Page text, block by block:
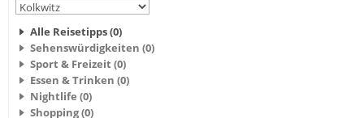
Alle Reisetipps (0)
Sehenswürdigkeiten (0)
Sport & Freizeit (0)
Essen & Trinken (0)
Nightlife (0)
Shopping (0)